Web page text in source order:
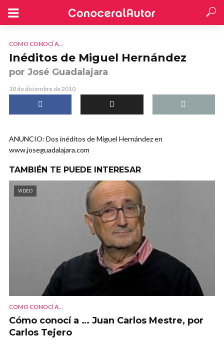
COMO CONOCÍ A...
Inéditos de Miguel Hernández
por José Guadalajara
10 de diciembre de 2010
ANUNCIO: Dos inéditos de Miguel Hernández en
www.joseguadalajara.com
TAMBIÉN TE PUEDE INTERESAR
VIDEO
COMO CONOCÍ A...
Cómo conocí a … Juan Carlos Mestre, por
Carlos Tejero